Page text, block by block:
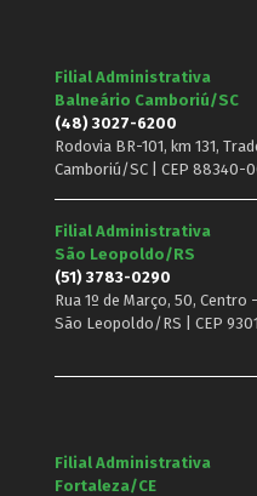
Filial Administrativa
Balneário Camboriú/SC
(48) 3027-6200
Rodovia BR-101, km 131,
Camboriú/SC | CEP 88340-
Filial Administrativa
São Leopoldo/RS
(51) 3783-0290
Rua 1º de Março, 50, Centro
São Leopoldo/RS | CEP
Filial Administrativa
Fortaleza/CE